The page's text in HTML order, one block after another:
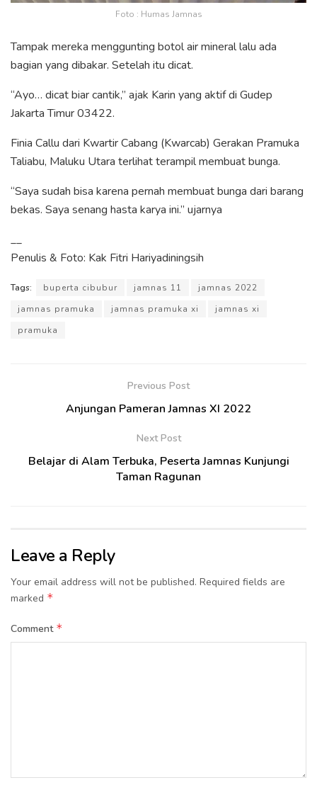
Foto : Humas Jamnas
Tampak mereka menggunting botol air mineral lalu ada
bagian yang dibakar. Setelah itu dicat.
“Ayo… dicat biar cantik,” ajak Karin yang aktif di Gudep
Jakarta Timur 03422.
Finia Callu dari Kwartir Cabang (Kwarcab) Gerakan Pramuka
Taliabu, Maluku Utara terlihat terampil membuat bunga.
“Saya sudah bisa karena pernah membuat bunga dari barang
bekas. Saya senang hasta karya ini.” ujarnya
__
Penulis & Foto: Kak Fitri Hariyadiningsih
Tags: buperta cibubur jamnas 11
jamnas 2022
jamnas pramuka
jamnas pramuka xi
jamnas xi
pramuka
Previous Post
Anjungan Pameran Jamnas XI 2022
Next Post
Belajar di Alam Terbuka, Peserta Jamnas Kunjungi
Taman Ragunan
Leave a Reply
Your email address will not be published. Required fields are
marked *
Comment *